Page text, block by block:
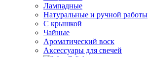
Лампадные
Натуральные и ручной работы
С крышкой
Чайные
Ароматический воск
Аксессуары для свечей